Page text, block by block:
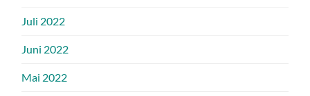
Juli 2022
Juni 2022
Mai 2022